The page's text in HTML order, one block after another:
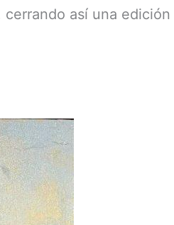
así una edición